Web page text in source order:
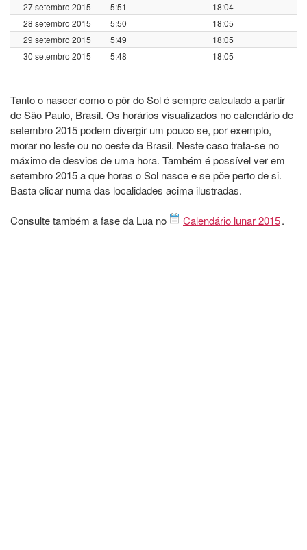
27 setembro 2015
5:51
18:04
28 setembro 2015
5:50
18:05
29 setembro 2015
5:49
18:05
30 setembro 2015
5:48 18:05
Tanto o nascer como o pôr do Sol é sempre calculado a partir
de São Paulo, Brasil. Os horários visualizados no calendário de
setembro 2015 podem divergir um pouco se, por exemplo,
morar no leste ou no oeste da Brasil. Neste caso trata-se no
máximo de desvios de uma hora. Também é possível ver em
setembro 2015 a que horas o Sol nasce e se põe perto de si.
Basta clicar numa das localidades acima ilustradas.
Consulte também a fase da Lua no Calendário lunar 2015.